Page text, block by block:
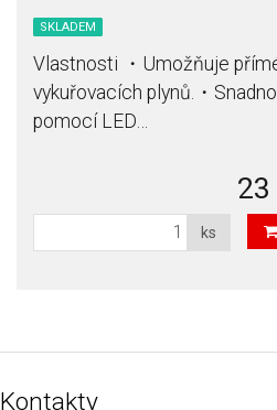
SKLADEM
Vlastnosti ・Umožňuje
vykuřovacích plynů.・
pomocí LED…
23
ks
Kontakty